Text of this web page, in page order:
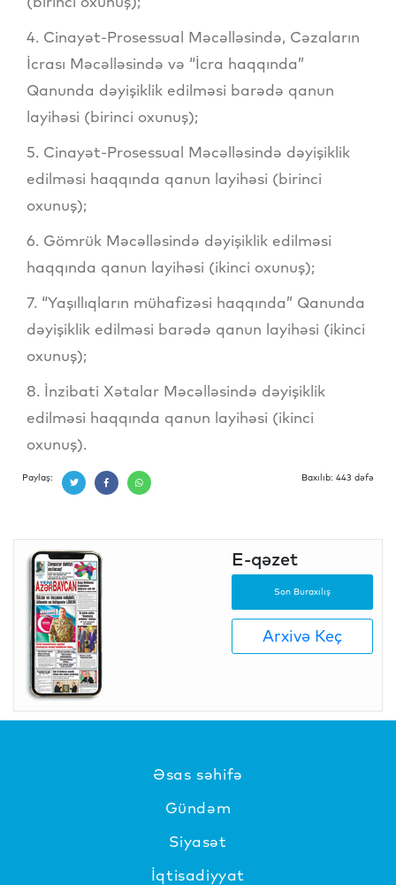
4. Cinayət-Prosessual Məcəlləsində, Cəzaların
İcrası Məcəlləsində və “İcra haqqında”
Qanunda dəyişiklik edilməsi barədə qanun
layihəsi (birinci oxunuş);
5. Cinayət-Prosessual Məcəlləsində dəyişiklik
edilməsi haqqında qanun layihəsi (birinci
oxunuş);
6. Gömrük Məcəlləsində dəyişiklik edilməsi
haqqında qanun layihəsi (ikinci oxunuş);
7. “Yaşıllıqların mühafizəsi haqqında” Qanunda
dəyişiklik edilməsi barədə qanun layihəsi (ikinci
oxunuş);
8. İnzibati Xətalar Məcəlləsində dəyişiklik
edilməsi haqqında qanun layihəsi (ikinci
oxunuş).
Paylaş: Baxılıb: 443 dəfə
E-qəzet
Son Buraxılış
Arxivə Keç
Əsas səhifə
Gündəm
Siyasət
İqtisadiyyat